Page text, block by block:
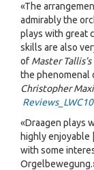
«The
admirably the
plays with great
skills are also
of Master
the phenomenal
Christopher
«Draagen plays
highly enjoyable
with some